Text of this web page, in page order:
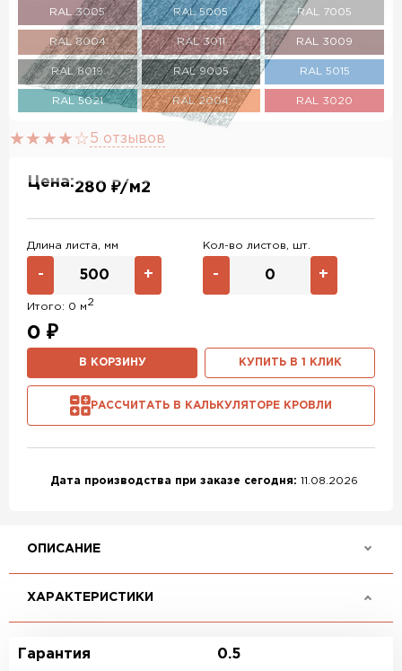
RAL 3005 RAL 5005 RAL 7005
RAL 8004 RAL 3011 RAL 3009
RAL 8019 RAL 9005 RAL 5015
RAL 5021 RAL 2004 RAL 3020
RAL 5002
RAL 1015
RAL 6018 RAL 6019 RAL 6033
RAL 9002 RAL 9003 RAL 9006
RAL 9010 RR 11
RR 29
5 отзывов
Цена:280 ₽/м2
Длина листа, мм
- +
Кол-во листов, шт.
- +
Итого: 0 м2
0 ₽
В КОРЗИНУ КУПИТЬ В 1 КЛИК
РАССЧИТАТЬ В КАЛЬКУЛЯТОРЕ КРОВЛИ
Дата производства при заказе сегодня: 11.08.2026
ОПИСАНИЕ
ХАРАКТЕРИСТИКИ
Гарантия 0.5